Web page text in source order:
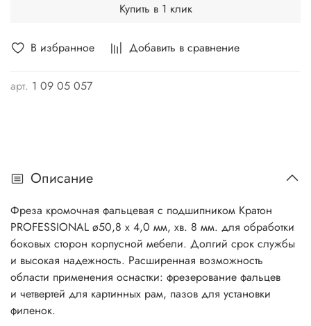
В избранное Добавить в сравнение
арт. 1 09 05 057
Купить в 1 клик
Описание
Фреза кромочная фальцевая с подшипником Кратон
PROFESSIONAL ø50,8 х 4,0 мм, хв. 8 мм. для обработки
боковых сторон корпусной мебели. Долгий срок службы
и высокая надежность. Расширенная возможность
области применения оснастки: фрезерование фальцев
и четвертей для картинных рам, пазов для установки
филенок.